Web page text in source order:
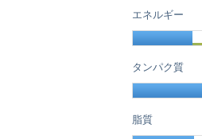
エネルギー
タンパク質
脂質